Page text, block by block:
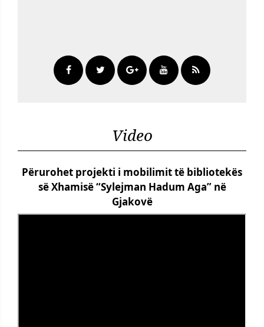
Video
Përurohet projekti i mobilimit të bibliotekës
së Xhamisë “Sylejman Hadum Aga” në
Gjakovë